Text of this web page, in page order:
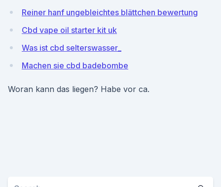
Reiner hanf ungebleichtes blättchen bewertung
Cbd vape oil starter kit uk
Was ist cbd selterswasser_
Machen sie cbd badebombe
Woran kann das liegen? Habe vor ca.